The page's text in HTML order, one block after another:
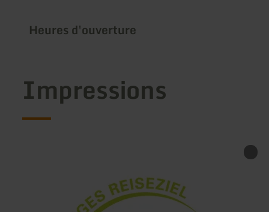
Heures d'ouverture
Impressions